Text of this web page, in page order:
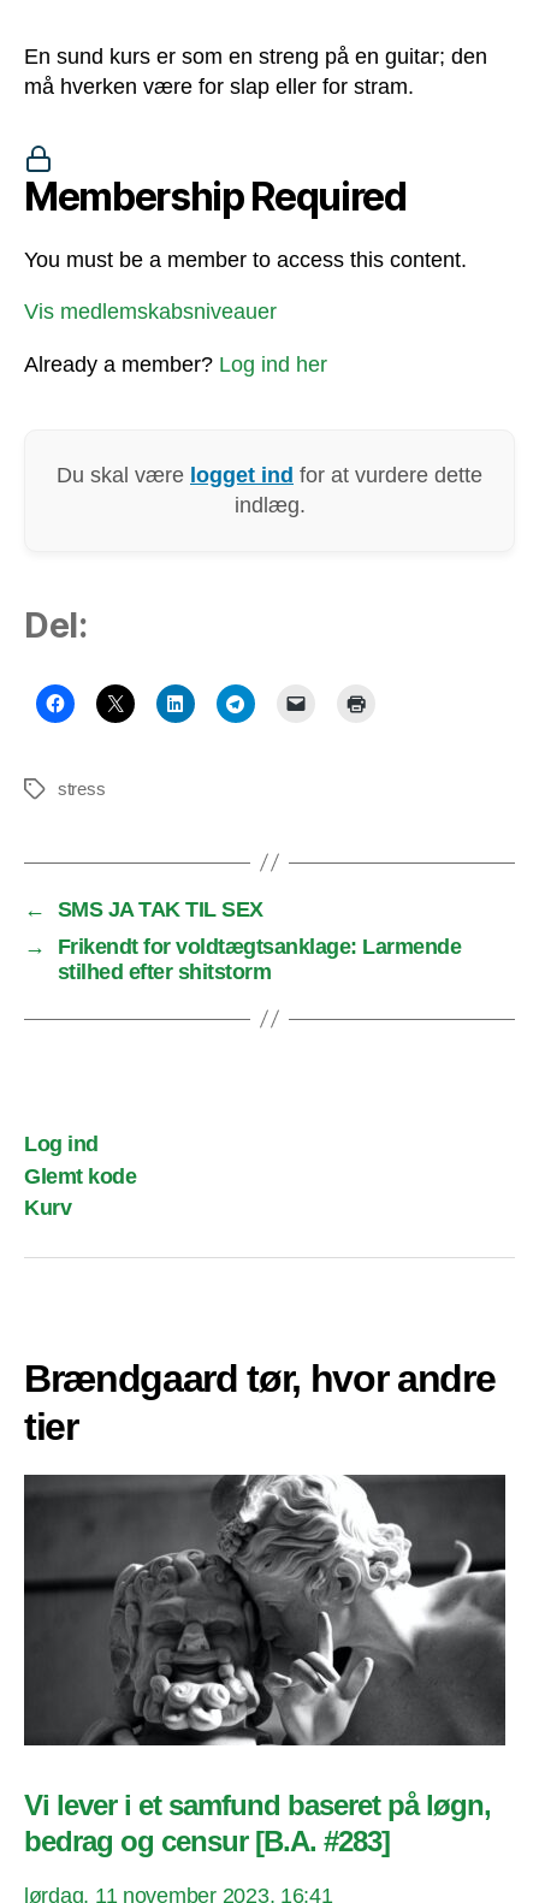
En sund kurs er som en streng på en guitar; den
må hverken være for slap eller for stram.
Membership Required
You must be a member to access this content.
Vis medlemskabsniveauer
Already a member? Log ind her
Du skal være logget ind for at vurdere dette
indlæg.
Del:
Tagsstress
←
SMS JA TAK TIL SEX
→
Frikendt for voldtægtsanklage: Larmende
stilhed efter shitstorm
Log ind
Glemt kode
Kurv
Brændgaard tør, hvor andre
tier
Vi lever i et samfund baseret på løgn,
bedrag og censur [B.A. #283]
lørdag, 11 november 2023, 16:41